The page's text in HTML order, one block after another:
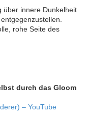
über innere Dunkelheit
rohe Seite des
durch das Gloom
– YouTube